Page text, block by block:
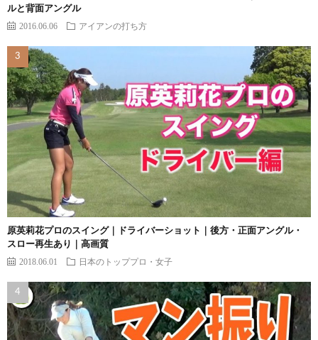
ルと背面アングル
2016.06.06 アイアンの打ち方
原英莉花プロのスイング｜ドライバーショット｜後方・正面アングル・
スロー再生あり｜高画質
2018.06.01 日本のトッププロ・女子